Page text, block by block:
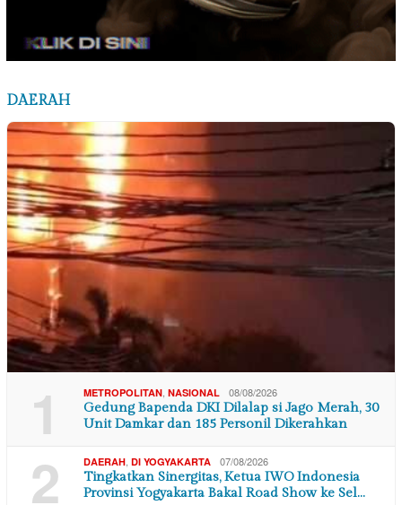
DAERAH
1 METROPOLITAN NASIONAL 08/08/2026
Gedung Bapenda DKI Dilalap si Jago Merah, 30
Unit Damkar dan 185 Personil Dikerahkan
2 DAERAH DI YOGYAKARTA 07/08/2026
Tingkatkan Sinergitas, Ketua IWO Indonesia
Provinsi Yogyakarta Bakal Road Show ke Sel…